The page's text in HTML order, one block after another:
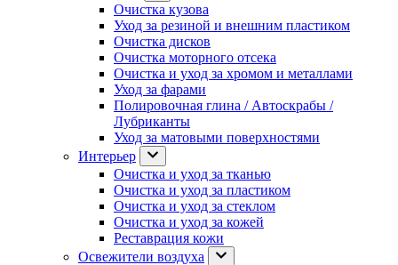
Очистка кузова
Уход за резиной и внешним пластиком
Очистка дисков
Очистка моторного отсека
Очистка и уход за хромом и металлами
Уход за фарами
Полировочная глина / Автоскрабы /
Лубриканты
Уход за матовыми поверхностями
Интерьер
Очистка и уход за тканью
Очистка и уход за пластиком
Очистка и уход за стеклом
Очистка и уход за кожей
Реставрация кожи
Освежители воздуха